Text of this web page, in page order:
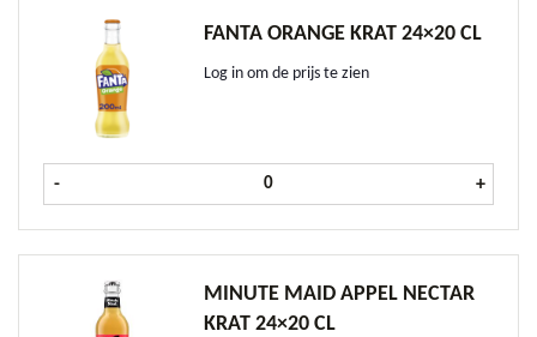
FANTA ORANGE KRAT 24×20 CL
Log in om de prijs te zien
- Fanta Orange krat 24x20 cl aantal
+
MINUTE MAID APPEL NECTAR
KRAT 24×20 CL